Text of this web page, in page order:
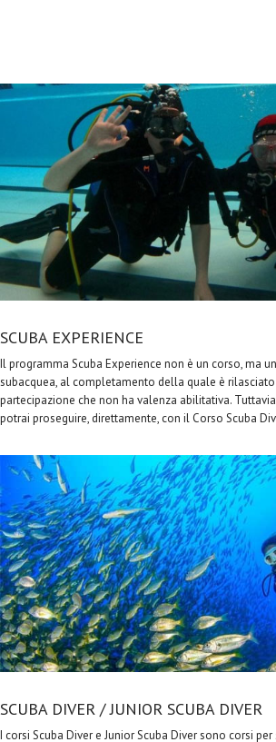
SCUBA EXPERIENCE
Il programma Scuba Experience non è un corso, ma
subacquea, al completamento della quale è
partecipazione che non ha valenza abilitativa.
potrai proseguire, direttamente, con il Corso Scuba
SCUBA DIVER / JUNIOR SCUBA DIVER
I corsi Scuba Diver e Junior Scuba Diver sono corsi per